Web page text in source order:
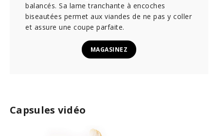
Capsules vidéo
balancés. Sa lame tranchante à encoches
biseautées permet aux viandes de ne pas y coller
et assure une coupe parfaite.
MAGASINEZ